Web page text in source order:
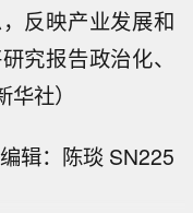
反映产业发展和
究报告政治化、
社）
辑：陈琰 SN225